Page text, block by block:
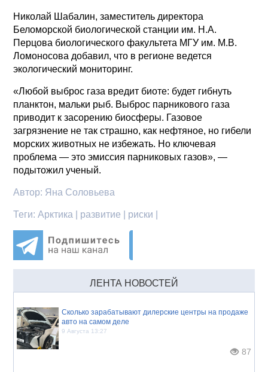
Николай Шабалин, заместитель директора
Беломорской биологической станции им. Н.А.
Перцова биологического факультета МГУ им. М.В.
Ломоносова добавил, что в регионе ведется
экологический мониторинг.
«Любой выброс газа вредит биоте: будет гибнуть
планктон, мальки рыб. Выброс парникового газа
приводит к засорению биосферы. Газовое
загрязнение не так страшно, как нефтяное, но гибели
морских животных не избежать. Но ключевая
проблема — это эмиссия парниковых газов», —
подытожил ученый.
Автор: Яна Соловьева
Теги:Арктика | развитие | риски |
ЛЕНТА НОВОСТЕЙ
Сколько зарабатывают дилерские центры на продаже
авто на самом деле
9 Августа 13:27
87